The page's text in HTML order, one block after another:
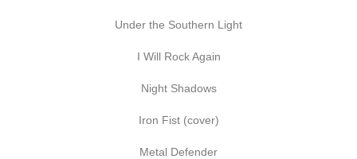
Under the Southern Light
I Will Rock Again
Night Shadows
Iron Fist (cover)
Metal Defender